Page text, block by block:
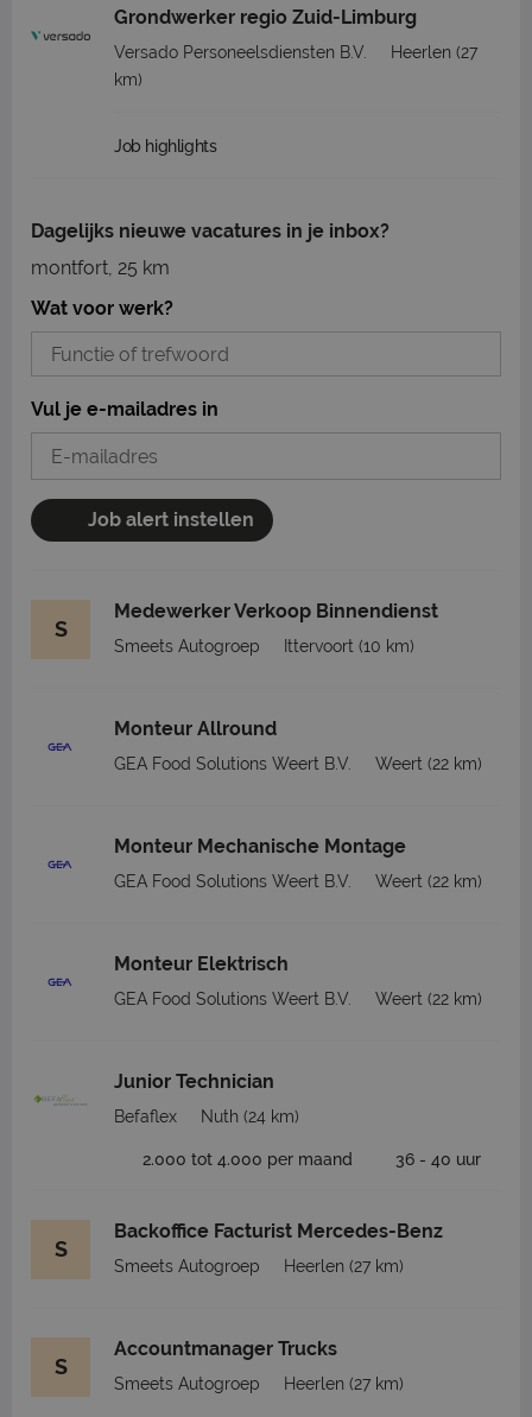
Grondwerker regio Zuid-Limburg
Versado Personeelsdiensten B.V. Heerlen (27
km)
Job highlights
Dagelijks nieuwe vacatures in je inbox?
montfort, 25 km
Wat voor werk?
Vul je e-mailadres in
Job alert instellen
S
Medewerker Verkoop Binnendienst
Smeets Autogroep Ittervoort (10 km)
Monteur Allround
GEA Food Solutions Weert B.V. Weert (22 km)
Monteur Mechanische Montage
GEA Food Solutions Weert B.V. Weert (22 km)
Monteur Elektrisch
GEA Food Solutions Weert B.V. Weert (22 km)
Junior Technician
Befaflex Nuth (24 km)
2.000 tot 4.000 per maand 36 - 40 uur
S
Backoffice Facturist Mercedes-Benz
Smeets Autogroep Heerlen (27 km)
S
Accountmanager Trucks
Smeets Autogroep Heerlen (27 km)